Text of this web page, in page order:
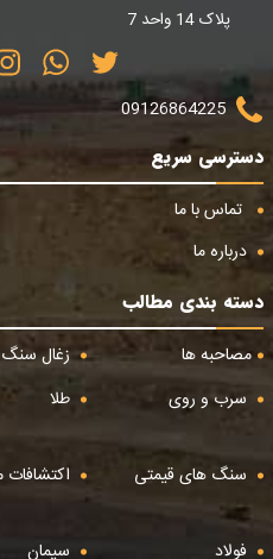
پلاک 14 واحد 7
09126864225
دسترسی سریع
تماس با ما
درباره ما
دسته بندی مطالب
مصاحبه ها
زغال سنگ
سرب و روی
طلا
سنگ های قیمتی
فولاد
سیمان